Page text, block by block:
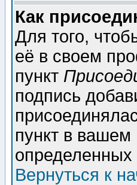
Как
Для того,
её в своем
пункт
подпись
пункт в
Вернуться к